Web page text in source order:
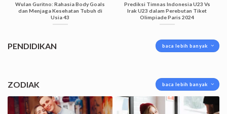
Wulan Guritno: Rahasia Body Goals
dan Menjaga Kesehatan Tubuh di
Usia 43
Prediksi Timnas Indonesia U23 Vs
Irak U23 dalam Perebutan Tiket
Olimpiade Paris 2024
PENDIDIKAN baca lebih banyak
ZODIAK baca lebih banyak